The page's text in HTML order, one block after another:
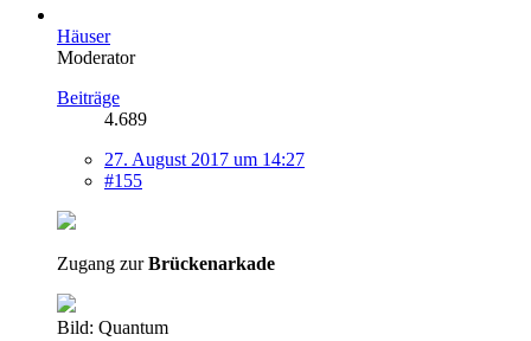
Häuser
Moderator
Beiträge
4.689
27. August 2017 um 14:27
#155
Zugang zurBrückenarkade
Bild: Quantum